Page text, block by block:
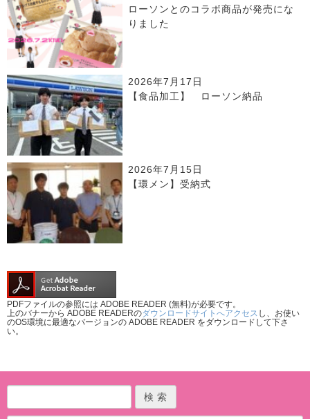
ローソンとのコラボ商品が発売にな
りました
2026年7月17日
【食品加工】 ローソン納品
2026年7月15日
【環メン】受納式
PDFファイルの参照には ADOBE READER (無料)が必要です。
上のバナーから ADOBE READERのダウンロードサイトへアクセス し、お使い
のOS環境に最適なバージョンの ADOBE READER をダウンロードして下さ
い。